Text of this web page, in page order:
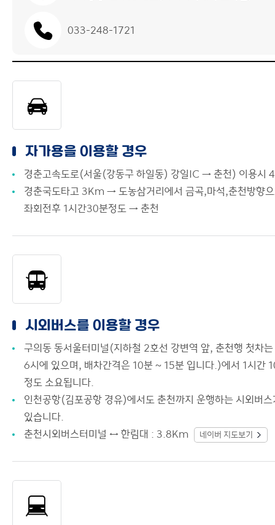
033-248-1721
자가용을 이용할 경우
경춘고속도로(서울(강동구 하일동) 강일IC → 춘천) 이용시
경춘국도타고 3Km → 도농삼거리에서 금곡,마석,춘천방향
좌회전후 1시간30분정도 → 춘천
시외버스를 이용할 경우
구의동 동서울터미널(지하철 2호선 강변역 앞, 춘천행 첫차는
6시에 있으며, 배차간격은 10분 ∼ 15분 입니다.)에서 1시간
정도 소요됩니다.
인천공항(김포공항 경유)에서도 춘천까지 운행하는 시외버스
있습니다.
춘천시외버스터미널 ↔ 한림대 : 3.8Km
네이버 지도보기